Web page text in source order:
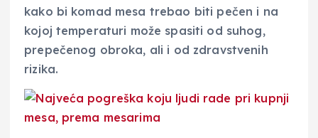
kako bi komad mesa trebao biti pečen i na
kojoj temperaturi može spasiti od suhog,
prepečenog obroka, ali i od zdravstvenih
rizika.